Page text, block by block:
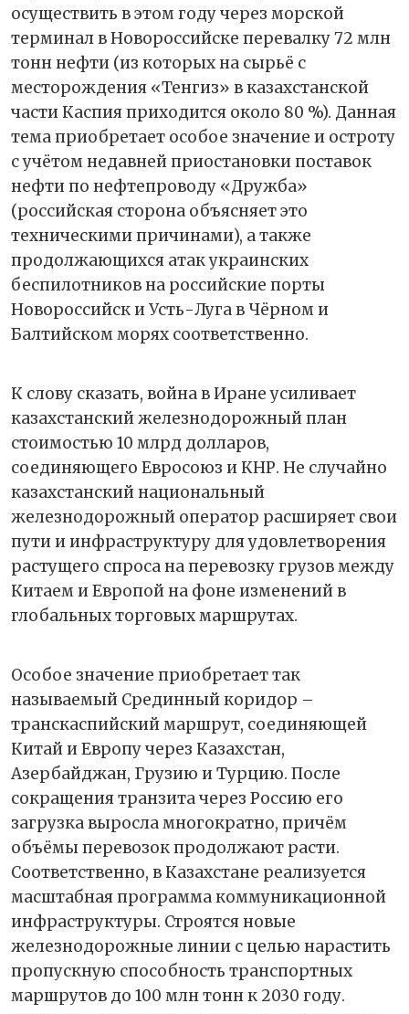
осуществить в этом году через морской
терминал в Новороссийске перевалку 72 млн
тонн нефти (из которых на сырьё с
месторождения «Тенгиз» в казахстанской
части Каспия приходится около 80 %). Данная
тема приобретает особое значение и остроту
с учётом недавней приостановки поставок
нефти по нефтепроводу «Дружба»
(российская сторона объясняет это
техническими причинами), а также
продолжающихся атак украинских
беспилотников на российские порты
Новороссийск и Усть-Луга в Чёрном и
Балтийском морях соответственно.
К слову сказать, война в Иране усиливает
казахстанский железнодорожный план
стоимостью 10 млрд долларов,
соединяющего Евросоюз и КНР. Не случайно
казахстанский национальный
железнодорожный оператор расширяет свои
пути и инфраструктуру для удовлетворения
растущего спроса на перевозку грузов между
Китаем и Европой на фоне изменений в
глобальных торговых маршрутах.
Особое значение приобретает так
называемый Срединный коридор –
транскаспийский маршрут, соединяющей
Китай и Европу через Казахстан,
Азербайджан, Грузию и Турцию. После
сокращения транзита через Россию его
загрузка выросла многократно, причём
объёмы перевозок продолжают расти.
Соответственно, в Казахстане реализуется
масштабная программа коммуникационной
инфраструктуры. Строятся новые
железнодорожные линии с целью нарастить
пропускную способность транспортных
маршрутов до 100 млн тонн к 2030 году.